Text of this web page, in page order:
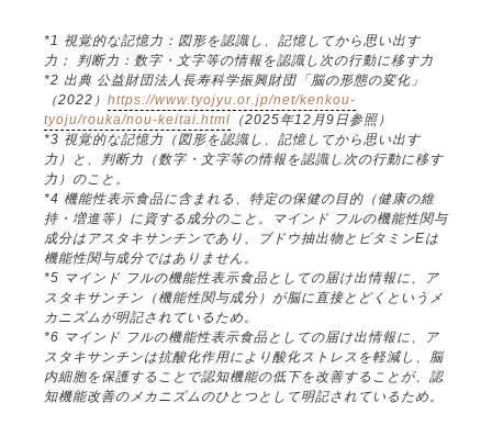
*1 視覚的な記憶力：図形を認識し、記憶してから思い出す
力； 判断力：数字・文字等の情報を認識し次の行動に移す力
*2 出典 公益財団法人長寿科学振興財団「脳の形態の変化」
（2022） https://www.tyojyu.or.jp/net/kenkou-
tyoju/rouka/nou-keitai.html （2025年12月9日参照）
*3 視覚的な記憶力（図形を認識し、記憶してから思い出す
力）と、判断力（数字・文字等の情報を認識し次の行動に移す
力）のこと。
*4 機能性表示食品に含まれる、特定の保健の目的（健康の維
持・増進等）に資する成分のこと。マインド フルの機能性関与
成分はアスタキサンチンであり、ブドウ抽出物とビタミンEは
機能性関与成分ではありません。
*5 マインド フルの機能性表示食品としての届け出情報に、ア
スタキサンチン（機能性関与成分）が脳に直接とどくというメ
カニズムが明記されているため。
*6 マインド フルの機能性表示食品としての届け出情報に、ア
スタキサンチンは抗酸化作用により酸化ストレスを軽減し、脳
内細胞を保護することで認知機能の低下を改善することが、認
知機能改善のメカニズムのひとつとして明記されているため。